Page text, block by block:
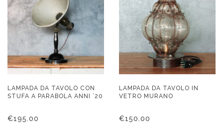
LAMPADA DA TAVOLO CON
STUFA A PARABOLA ANNI ’20
€195.00
LAMPADA DA TAVOLO IN
VETRO MURANO
€150.00